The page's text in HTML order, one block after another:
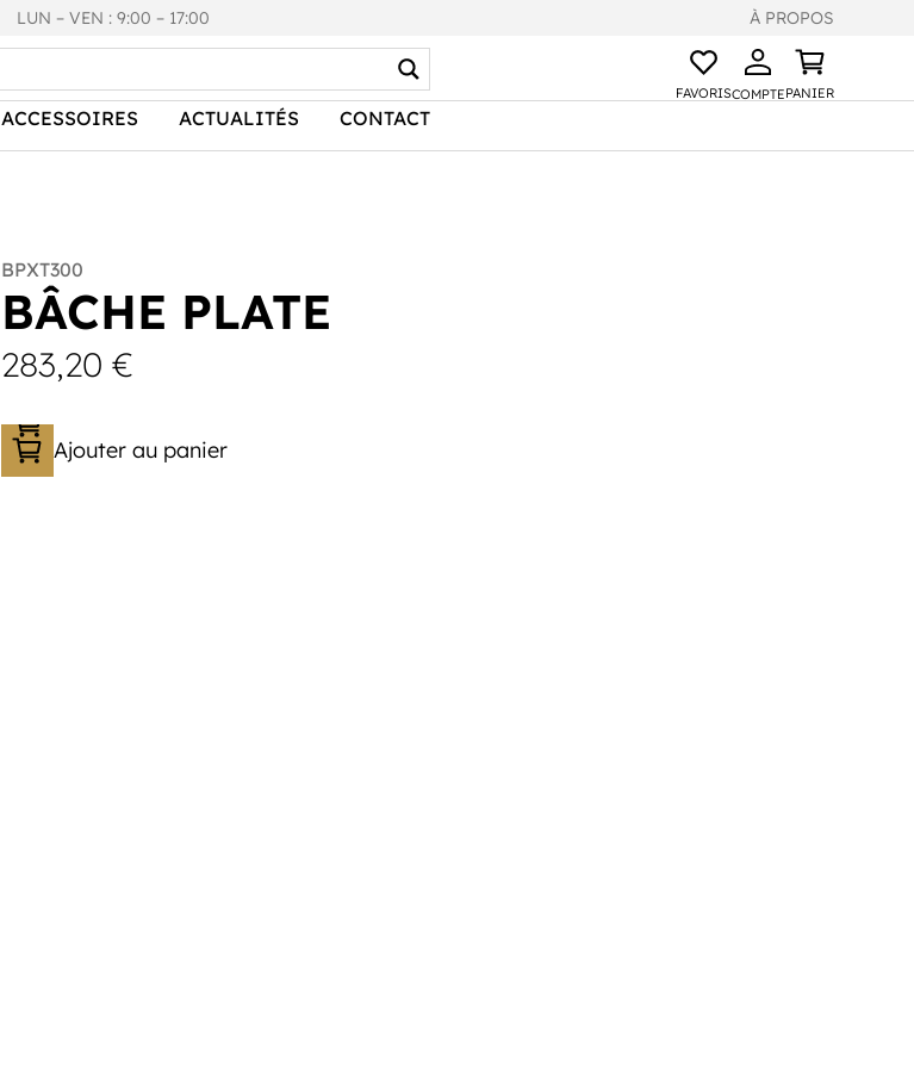
LUN – VEN : 9:00 – 17:00 À PROPOS
ACCESSOIRES ACTUALITÉS CONTACT
FAVORISCOMPTEPANIER
BPXT300
BÂCHE PLATE
283,20 €
Ajouter au panier